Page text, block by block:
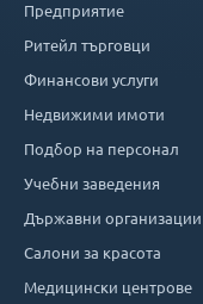
Предприятие
Ритейл търговци
Финансови услуги
Недвижими имоти
Подбор на персонал
Учебни заведения
Държавни организации
Салони за красота
Медицински центрове